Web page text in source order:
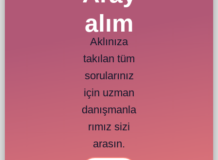
alım
Aklınıza
takılan tüm
sorularınız
için uzman
danışmanla
rımız sizi
arasın.